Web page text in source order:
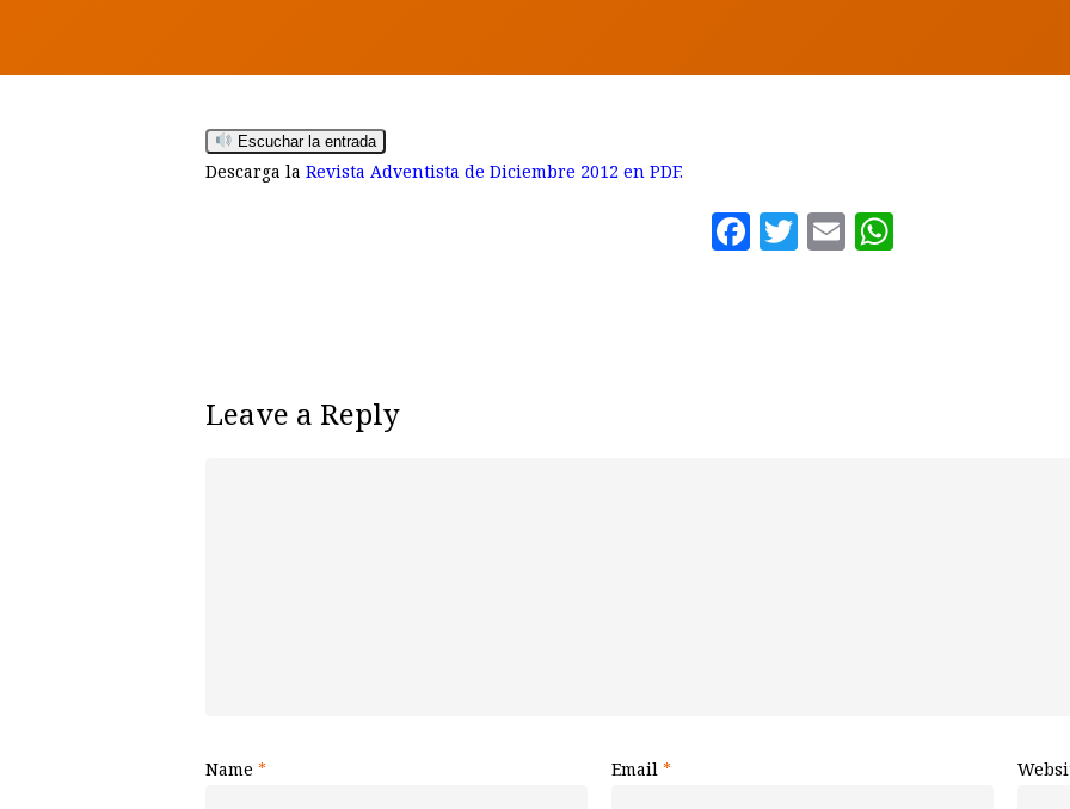
Escuchar la entrada
Descarga la Revista Adventista de Diciembre 2012 en PDF.
Facebook
Twitter
Email
Leave a Reply
Name * Email *